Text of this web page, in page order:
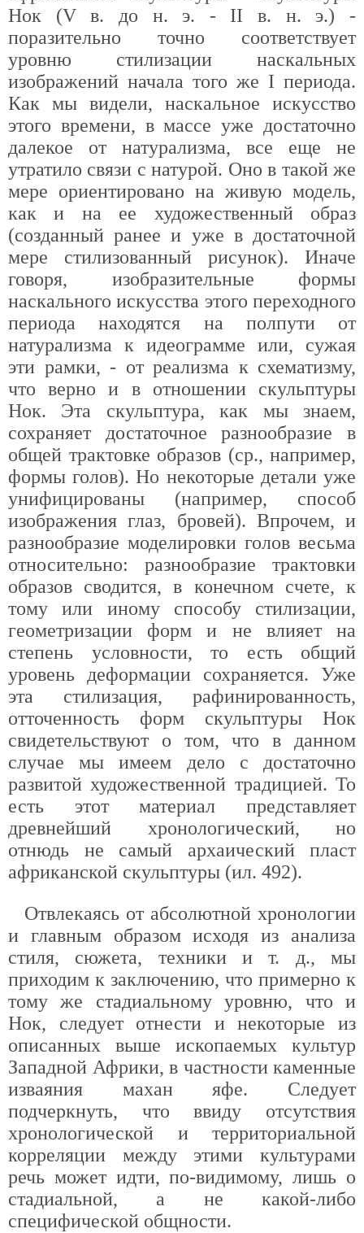
Нок (V в. до н. э. - II в. н. э.) -
поразительно точно соответствует
уровню стилизации наскальных
изображений начала того же I периода.
Как мы видели, наскальное искусство
этого времени, в массе уже достаточно
далекое от натурализма, все еще не
утратило связи с натурой. Оно в такой же
мере ориентировано на живую модель,
как и на ее художественный образ
(созданный ранее и уже в достаточной
мере стилизованный рисунок). Иначе
говоря, изобразительные формы
наскального искусства этого переходного
периода находятся на полпути от
натурализма к идеограмме или, сужая
эти рамки, - от реализма к схематизму,
что верно и в отношении скульптуры
Нок. Эта скульптура, как мы знаем,
сохраняет достаточное разнообразие в
общей трактовке образов (ср., например,
формы голов). Но некоторые детали уже
унифицированы (например, способ
изображения глаз, бровей). Впрочем, и
разнообразие моделировки голов весьма
относительно: разнообразие трактовки
образов сводится, в конечном счете, к
тому или иному способу стилизации,
геометризации форм и не влияет на
степень условности, то есть общий
уровень деформации сохраняется. Уже
эта стилизация, рафинированность,
отточенность форм скульптуры Нок
свидетельствуют о том, что в данном
случае мы имеем дело с достаточно
развитой художественной традицией. То
есть этот материал представляет
древнейший хронологический, но
отнюдь не самый архаический пласт
африканской скульптуры (ил. 492).
Отвлекаясь от абсолютной хронологии
и главным образом исходя из анализа
стиля, сюжета, техники и т. д., мы
приходим к заключению, что примерно к
тому же стадиальному уровню, что и
Нок, следует отнести и некоторые из
описанных выше ископаемых культур
Западной Африки, в частности каменные
изваяния махан яфе. Следует
подчеркнуть, что ввиду отсутствия
хронологической и территориальной
корреляции между этими культурами
речь может идти, по-видимому, лишь о
стадиальной, а не какой-либо
специфической общности.